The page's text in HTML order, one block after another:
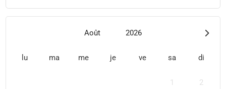
Août 2026
lu ma me je ve sa di
1 2